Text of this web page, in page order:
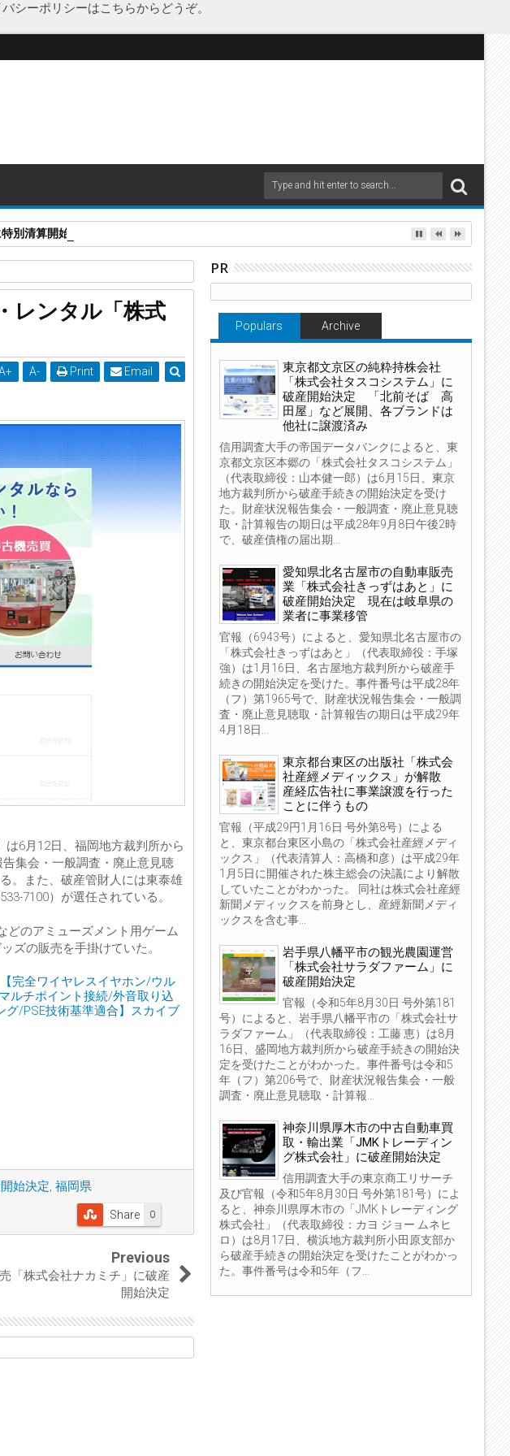
シーポリシーはこちらからどうぞ。
別清算開始決定
決定
福岡県
レンタル「株式
+ A- Print Email
6月12日、福岡地方裁判所から
集会・一般調査・廃止意見聴
。また、破産管財人には東泰雄
7100）が選任されている。
どのアミューズメント用ゲーム
ズの販売を手掛けていた。
完全ワイヤレスイヤホン/ウル
ルチポイント接続/外音取り込
/PSE技術基準適合】スカイブ
始決定, 福岡県
0
Share
Previous
「株式会社ナカミチ」に破産
開始決定
PR
Populars Archive
東京都文京区の純粋持株会社
「株式会社タスコシステム」に
破産開始決定 「北前そば 高
田屋」など展開、各ブランドは
他社に譲渡済み
信用調査大手の帝国データバンクによると、東
京都文京区本郷の「株式会社タスコシステム」
（代表取締役：山本健一郎）は6月15日、東京
地方裁判所から破産手続きの開始決定を受け
た。財産状況報告集会・一般調査・廃止意見聴
取・計算報告の期日は平成28年9月8日午後2時
で、破産債権の届出期...
愛知県北名古屋市の自動車販売
業「株式会社きっずはあと」に
破産開始決定 現在は岐阜県の
業者に事業移管
官報（6943号）によると、愛知県北名古屋市の
「株式会社きっずはあと」（代表取締役：手塚
強）は1月16日、名古屋地方裁判所から破産手
続きの開始決定を受けた。事件番号は平成28年
（フ）第1965号で、財産状況報告集会・一般調
査・廃止意見聴取・計算報告の期日は平成29年
4月18日...
東京都台東区の出版社「株式会
社産經メディックス」が解散
産経広告社に事業譲渡を行った
ことに伴うもの
官報（平成29円1月16日 号外第8号）による
と、東京都台東区小島の「株式会社産經メディ
ックス」（代表清算人：高橋和彦）は平成29年
1月5日に開催された株主総会の決議により解散
していたことがわかった。 同社は株式会社産經
新聞メディックスを前身とし、産經新聞メディ
ックスを含む事...
岩手県八幡平市の観光農園運営
「株式会社サラダファーム」に
破産開始決定
官報（令和5年8月30日 号外第181
号）によると、岩手県八幡平市の「株式会社サ
ラダファーム」（代表取締役：工藤 恵）は8月
16日、盛岡地方裁判所から破産手続きの開始決
定を受けたことがわかった。事件番号は令和5
年（フ）第206号で、財産状況報告集会・一般
調査・廃止意見聴取・計算報...
神奈川県厚木市の中古自動車買
取・輸出業「JMKトレーディン
グ株式会社」に破産開始決定
信用調査大手の東京商工リサーチ
及び官報（令和5年8月30日 号外第181号）によ
ると、神奈川県厚木市の「JMKトレーディング
株式会社」（代表取締役：カヨ ジョー ムネヒ
ロ）は8月17日、横浜地方裁判所小田原支部か
ら破産手続きの開始決定を受けたことがわかっ
た。事件番号は令和5年（フ...